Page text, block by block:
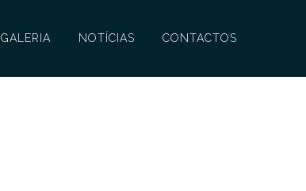
GALERIA NOTÍCIAS CONTACTOS